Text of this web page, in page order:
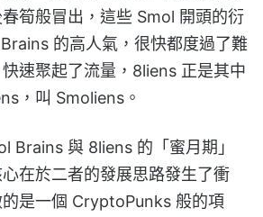
筍般冒出，這些 Smol 開頭的衍
的高人氣，很快都度過了難
速聚起了流量，8liens 正是其中
，叫 Smoliens。
Brains 與 8liens 的「蜜月期」
在於二者的發展思路發生了衝
是一個 CryptoPunks 般的項